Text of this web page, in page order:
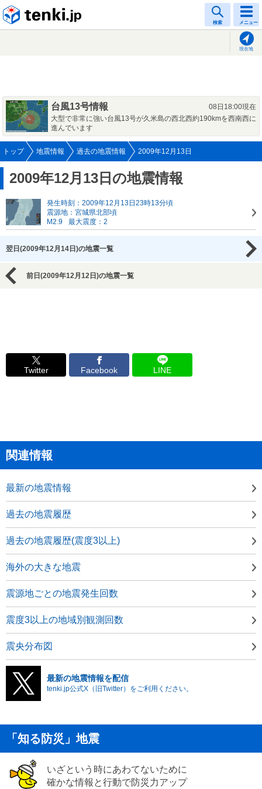
検索 メニュー
現在地
台風13号情報
08日18:00現在
大型で非常に強い台風13号が久米島の西北西約190kmを西南西に
進んでいます
トップ 地震情報 過去の地震情報 2009年12月13日
2009年12月13日の地震情報
発生時刻：2009年12月13日23時13分頃
震源地：宮城県北部頃
M2.9
最大震度：2
翌日(2009年12月14日)の地震一覧
前日(2009年12月12日)の地震一覧
Twitter Facebook LINE
関連情報
最新の地震情報
過去の地震履歴
過去の地震履歴(震度3以上)
海外の大きな地震
震源地ごとの地震発生回数
震度3以上の地域別観測回数
震央分布図
最新の地震情報を配信
tenki.jp公式X（旧Twitter）をご利用ください。
「知る防災」地震
いざという時にあわてないために
確かな情報と行動で防災力アップ